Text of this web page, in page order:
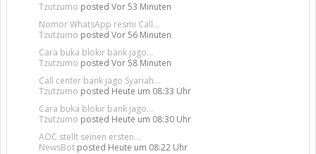
Tzutzumo posted Vor 53 Minuten
Nomor WhatsApp resmi Call...
Tzutzumo posted Vor 56 Minuten
Cara buka blokir bank jago...
Tzutzumo posted Vor 58 Minuten
Call center bank jago Syariah...
Tzutzumo posted Heute um 08:33 Uhr
Cara buka blokir bank jago...
Tzutzumo posted Heute um 08:30 Uhr
AOC stellt seinen ersten...
NewsBot posted Heute um 08:22 Uhr